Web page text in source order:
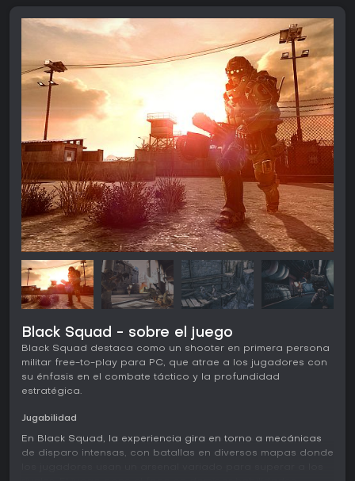
Black Squad - sobre el juego
Black Squad destaca como un shooter en primera persona
militar free-to-play para PC, que atrae a los jugadores con
su énfasis en el combate táctico y la profundidad
estratégica.
Jugabilidad
En Black Squad, la experiencia gira en torno a mecánicas
de disparo intensas, con batallas en diversos mapas donde